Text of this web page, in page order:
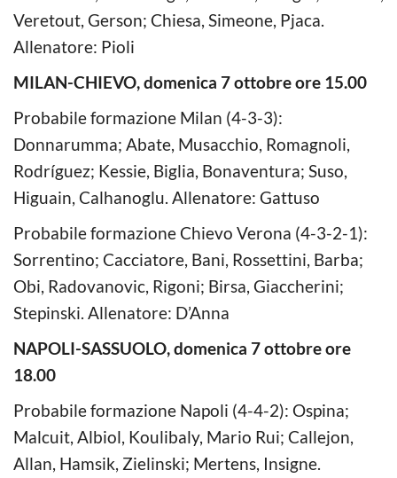
Veretout, Gerson; Chiesa, Simeone, Pjaca.
Allenatore: Pioli
MILAN-CHIEVO, domenica 7 ottobre ore 15.00
Probabile formazione Milan (4-3-3):
Donnarumma; Abate, Musacchio, Romagnoli,
Rodríguez; Kessie, Biglia, Bonaventura; Suso,
Higuain, Calhanoglu. Allenatore: Gattuso
Probabile formazione Chievo Verona (4-3-2-1):
Sorrentino; Cacciatore, Bani, Rossettini, Barba;
Obi, Radovanovic, Rigoni; Birsa, Giaccherini;
Stepinski. Allenatore: D’Anna
NAPOLI-SASSUOLO, domenica 7 ottobre ore
18.00
Probabile formazione Napoli (4-4-2): Ospina;
Malcuit, Albiol, Koulibaly, Mario Rui; Callejon,
Allan, Hamsik, Zielinski; Mertens, Insigne.